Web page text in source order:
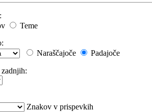
Teme
Naraščajoče
Padajoče
Znakov v prispevkih